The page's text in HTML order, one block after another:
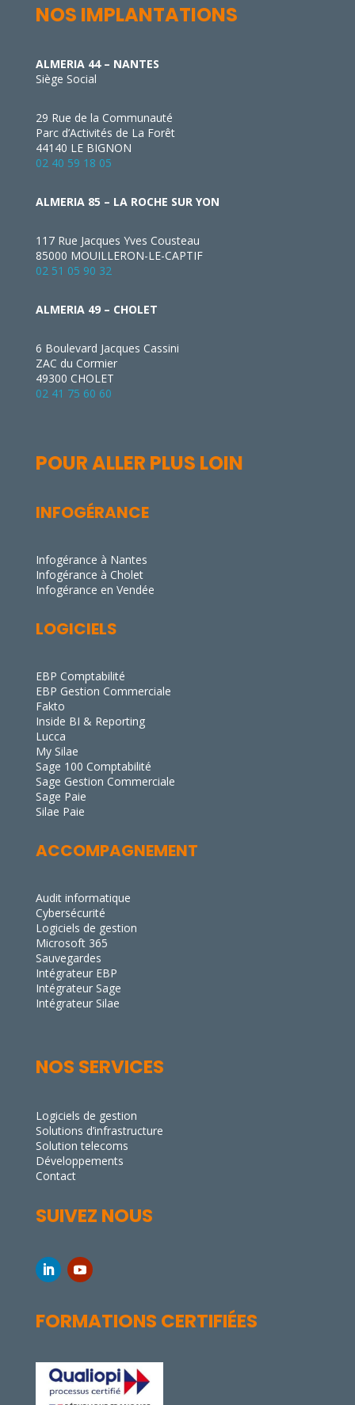
NOS IMPLANTATIONS
ALMERIA 44 – NANTES
Siège Social
29 Rue de la Communauté
Parc d’Activités de La Forêt
44140 LE BIGNON
02 40 59 18 05
ALMERIA 85 – LA ROCHE SUR YON
117 Rue Jacques Yves Cousteau
85000 MOUILLERON-LE-CAPTIF
02 51 05 90 32
ALMERIA 49 – CHOLET
6 Boulevard Jacques Cassini
ZAC du Cormier
49300 CHOLET
02 41 75 60 60
POUR ALLER PLUS LOIN
INFOGÉRANCE
Infogérance à Nantes
Infogérance à Cholet
Infogérance en Vendée
LOGICIELS
EBP Comptabilité
EBP Gestion Commerciale
Fakto
Inside BI & Reporting
Lucca
My Silae
Sage 100 Comptabilité
Sage Gestion Commerciale
Sage Paie
Silae Paie
ACCOMPAGNEMENT
Audit informatique
Cybersécurité
Logiciels de gestion
Microsoft 365
Sauvegardes
Intégrateur EBP
Intégrateur Sage
Intégrateur Silae
NOS SERVICES
Logiciels de gestion
Solutions d’infrastructure
Solution telecoms
Développements
Contact
SUIVEZ NOUS
FORMATIONS CERTIFIÉES